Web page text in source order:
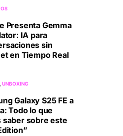
Presenta Gemma
IA para
sin
en Tiempo Real
UNBOXING
Galaxy S25 FE a
Todo lo que
saber sobre este